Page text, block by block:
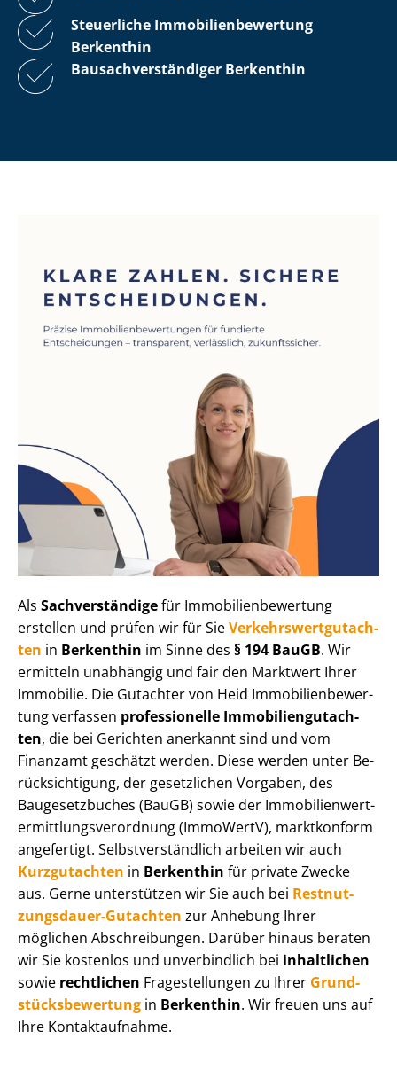
Steuerliche Im­mo­bi­li­en­be­wer­tung
Berkenthin
Bau­sach­ver­stän­di­ger Berkenthin
Als Sachverständigefür Im­mo­bi­li­en­be­wer­tung
erstellen und prüfen wir für SieVer­kehrs­wert­gut­ach­
ten in Berkenthin im Sinne des § 194 BauGB. Wir
ermitteln unabhängig und fair den Marktwert Ihrer
Immobilie. Die Gutachter von Heid Im­mo­bi­li­en­be­wer­
tung verfassen professionelle Im­mo­bi­li­en­gut­ach­
ten, die bei Gerichten anerkannt sind und vom
Finanzamt geschätzt werden. Diese werden unter Be­
rück­sich­ti­gung, der gesetzlichen Vorgaben, des
Baugesetzbuches (BauGB) sowie der Im­mo­bi­li­en­wert­
ermitt­lungs­ver­ord­nung (ImmoWertV), marktkonform
angefertigt. Selbst­ver­ständ­lich arbeiten wir auch
Kurzgutachten in Berkenthin für private Zwecke
aus. Gerne unterstützen wir Sie auch bei Rest­nut­
zungs­dau­er-Gutachten zur Anhebung Ihrer
möglichen Abschreibungen. Darüber hinaus beraten
wir Sie kostenlos und unverbindlich bei inhaltlichen
sowie rechtlichen Fragestellungen zu Ihrer Grund­
stücks­be­wer­tung in Berkenthin. Wir freuen uns auf
Ihre Kontaktaufnahme.